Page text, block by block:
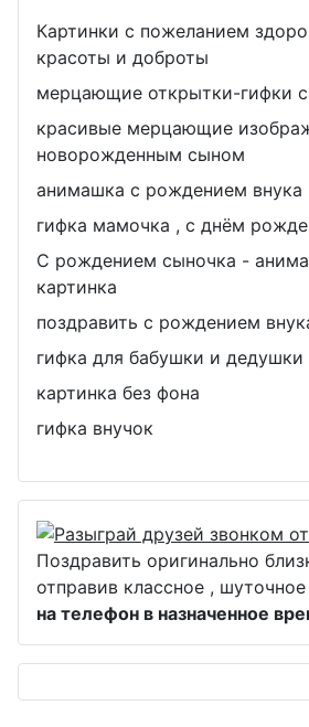
Картинки с пожеланием
красоты и доброты
мерцающие открытки-гифки
красивые мерцающие
новорожденным сыном
анимашка с рождением внука
гифка мамочка , с днём
С рождением сыночка -
картинка
поздравить с рождением
гифка для бабушки и дедушки
картинка без фона
гифка внучок
Поздравить оригинально
отправив классное ,
на телефон в назначенное